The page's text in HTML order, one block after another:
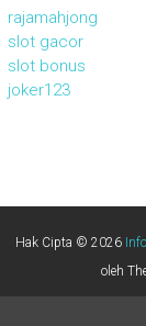
rajamahjong
slot gacor
slot bonus
joker123
Hak Cipta © 2026
oleh